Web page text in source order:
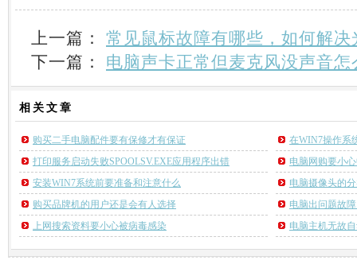
上一篇： 常见鼠标故障有哪些，如何解
下一篇： 电脑声卡正常但麦克风没声音怎
相关 文章
购买二手电脑配件要有保修才有保证
在WIN7操作系
打印服务启动失败SPOOLSV.EXE应用程序出错
电脑网购要小
安装WIN7系统前要准备和注意什么
电脑摄像头的
购买品牌机的用户还是会有人选择
电脑出问题故
上网搜索资料要小心被病毒感染
电脑主机无故